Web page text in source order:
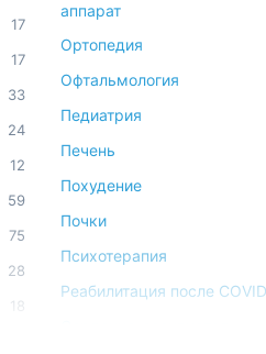
17
17
33
24
12
59
75
28
18
аппарат
Ортопедия
Офтальмология
Педиатрия
Печень
Похудение
Почки
Психотерапия
Реабилитация после